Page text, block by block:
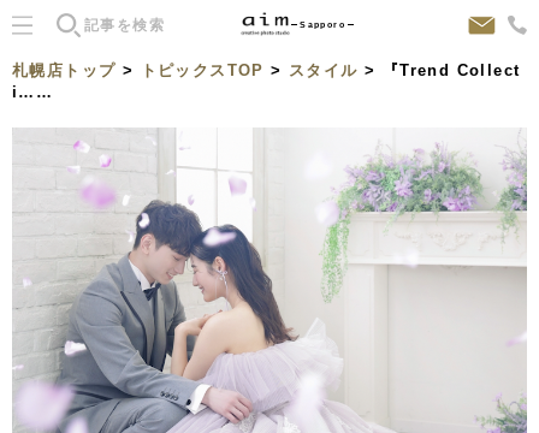
Sapporo
札幌店トップ > トピックスTOP > スタイル > 『Trend Collect
i……